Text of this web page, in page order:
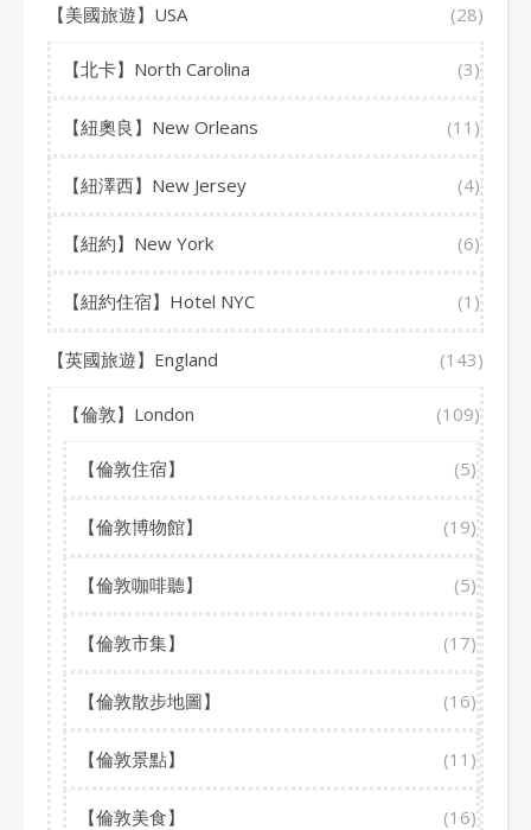
【美國旅遊】USA (28)
【北卡】North Carolina (3)
【紐奧良】New Orleans (11)
【紐澤西】New Jersey (4)
【紐約】New York (6)
【紐約住宿】Hotel NYC (1)
【英國旅遊】England (143)
【倫敦】London (109)
【倫敦住宿】 (5)
【倫敦博物館】 (19)
【倫敦咖啡聽】 (5)
【倫敦市集】 (17)
【倫敦散步地圖】 (16)
【倫敦景點】 (11)
【倫敦美食】 (16)